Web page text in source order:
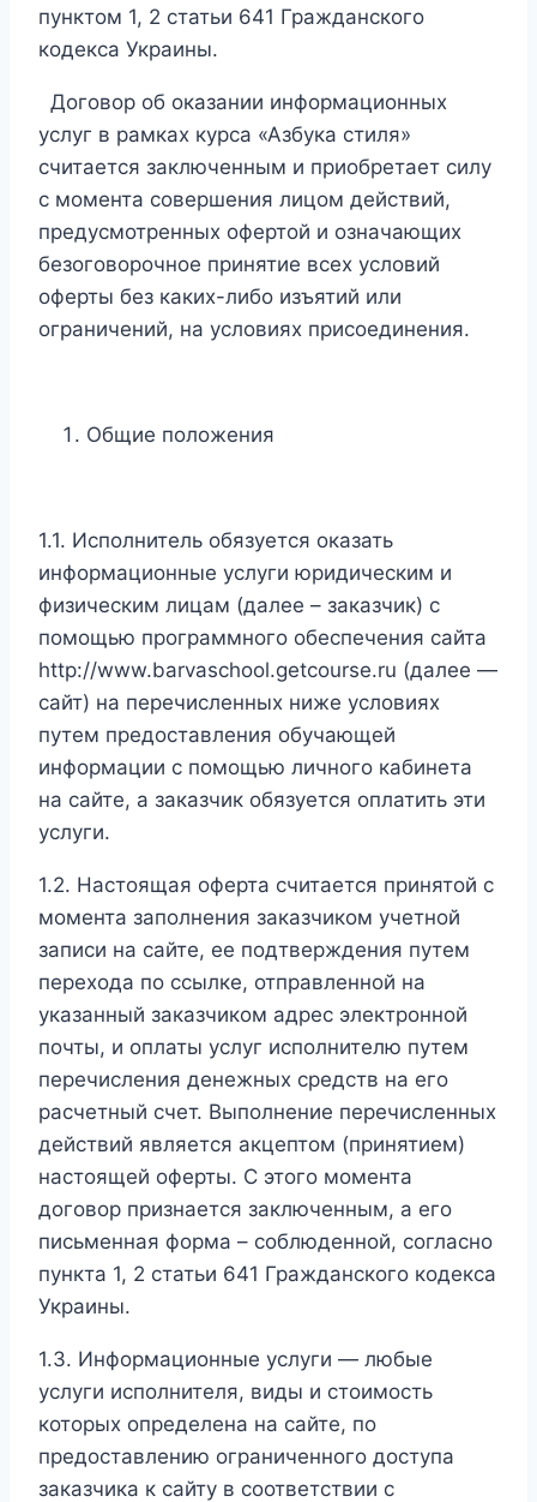
пунктом 1, 2 статьи 641 Гражданского
кодекса Украины.
Договор об оказании информационных
услуг в рамках курса «Азбука стиля»
считается заключенным и приобретает силу
с момента совершения лицом действий,
предусмотренных офертой и означающих
безоговорочное принятие всех условий
оферты без каких-либо изъятий или
ограничений, на условиях присоединения.
Общие положения
1.1. Исполнитель обязуется оказать
информационные услуги юридическим и
физическим лицам (далее – заказчик) с
помощью программного обеспечения сайта
http://www.barvaschool.getcourse.ru (далее —
сайт) на перечисленных ниже условиях
путем предоставления обучающей
информации с помощью личного кабинета
на сайте, а заказчик обязуется оплатить эти
услуги.
1.2. Настоящая оферта считается принятой с
момента заполнения заказчиком учетной
записи на сайте, ее подтверждения путем
перехода по ссылке, отправленной на
указанный заказчиком адрес электронной
почты, и оплаты услуг исполнителю путем
перечисления денежных средств на его
расчетный счет. Выполнение перечисленных
действий является акцептом (принятием)
настоящей оферты. С этого момента
договор признается заключенным, а его
письменная форма – соблюденной, согласно
пункта 1, 2 статьи 641 Гражданского кодекса
Украины.
1.3. Информационные услуги — любые
услуги исполнителя, виды и стоимость
которых определена на сайте, по
предоставлению ограниченного доступа
заказчика к сайту в соответствии с